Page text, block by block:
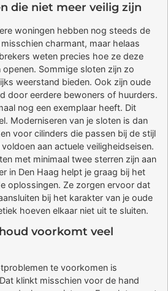
die niet meer veilig zijn
woningen hebben nog steeds de
charmant, maar helaas
weten precies hoe ze deze
Sommige sloten zijn zo
weerstand bieden. Ook zijn oude
door eerdere bewoners of huurders.
nog een exemplaar heeft. Dit
Moderniseren van je sloten is dan
voor cilinders die passen bij de stijl
aan actuele veiligheidseisen.
met minimaal twee sterren zijn aan
in Den Haag helpt je graag bij het
oplossingen. Ze zorgen ervoor dat
bij het karakter van je oude
hoeven elkaar niet uit te sluiten.
voorkomt veel
te voorkomen is
klinkt misschien voor de hand